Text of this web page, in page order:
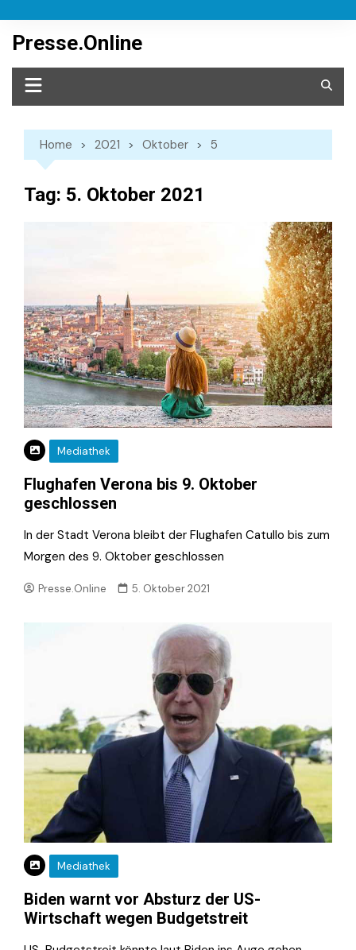
content
Presse.Online
Home 2021 Oktober 5
Tag: 5. Oktober 2021
Mediathek
Flughafen Verona bis 9. Oktober
geschlossen
In der Stadt Verona bleibt der Flughafen Catullo bis zum
Morgen des 9. Oktober geschlossen
Presse.Online 5. Oktober 2021
Mediathek
Biden warnt vor Absturz der US-
Wirtschaft wegen Budgetstreit